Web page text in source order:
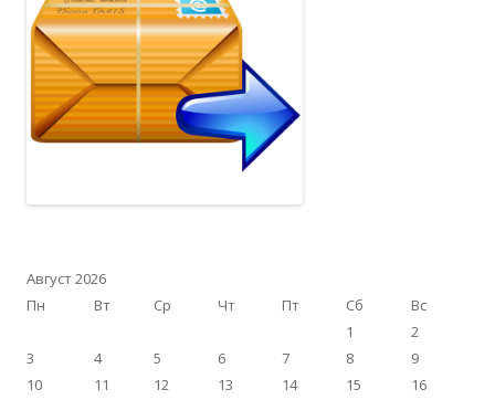
Август 2026
Пн
Вт Ср Чт Пт Сб
Вс
1
2
3
4 5 6 7 8
9
10
11 12 13 14 15
16